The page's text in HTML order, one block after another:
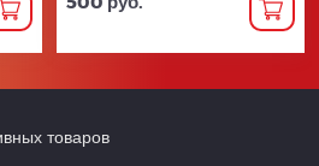
товаров